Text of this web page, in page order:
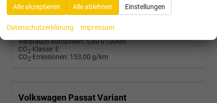
17.10.2025
45.472,– €
incl. 19% MwSt.
Verbrauch kombiniert:5,80 l/100km
CO2-Klasse: E
CO2-Emissionen: 153,00 g/km
Volkswagen Passat Variant
Alle akzeptieren Alle ablehnen Einstellungen
Datenschutzerklärung Impressum